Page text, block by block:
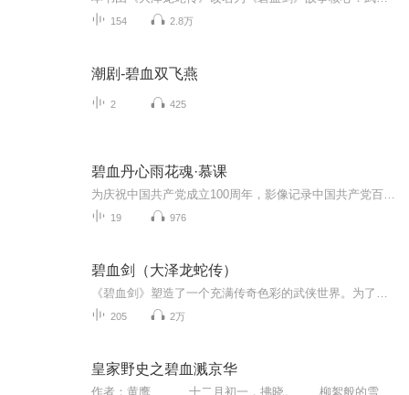
154 2.8万
潮剧-碧血双飞燕
2 425
碧血丹心雨花魂·慕课
19 976
碧血剑（大泽龙蛇传）
205 2万
皇家野史之碧血溅京华